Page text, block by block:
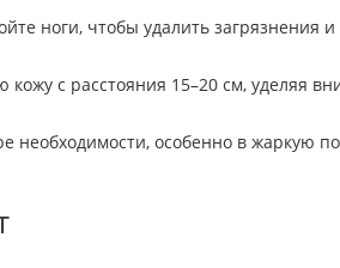
ноги, чтобы удалить загрязнения и
кожу с расстояния 15–20 см, уделяя
необходимости, особенно в жаркую